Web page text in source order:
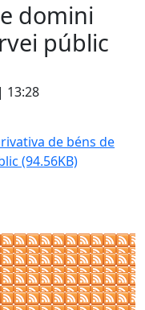
domini
públic
13:28
de béns de
(94.56KB)